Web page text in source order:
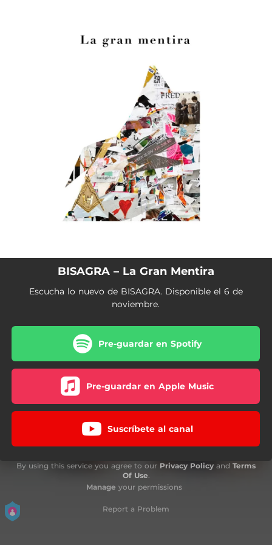
BISAGRA – La Gran Mentira
Escucha lo nuevo de BISAGRA. Disponible el 6 de
noviembre.
Pre-guardar en Spotify
Pre-guardar en Apple Music
Suscríbete al canal
By using this service you agree to our Privacy Policy and Terms
Of Use.
Manage your permissions
Report a Problem